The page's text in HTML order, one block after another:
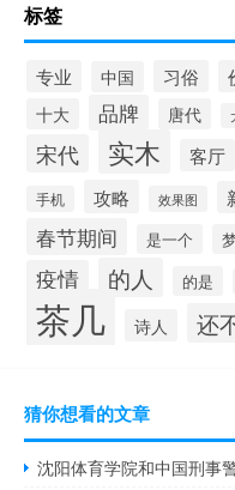
标签
专业 中国 习俗
十大 品牌 唐代
宋代 实木 客厅
手机 攻略 效果图
春节期间 是一个
疫情 的人 的是
茶几 诗人 还
猜你想看的文章
沈阳体育学院和中国刑事